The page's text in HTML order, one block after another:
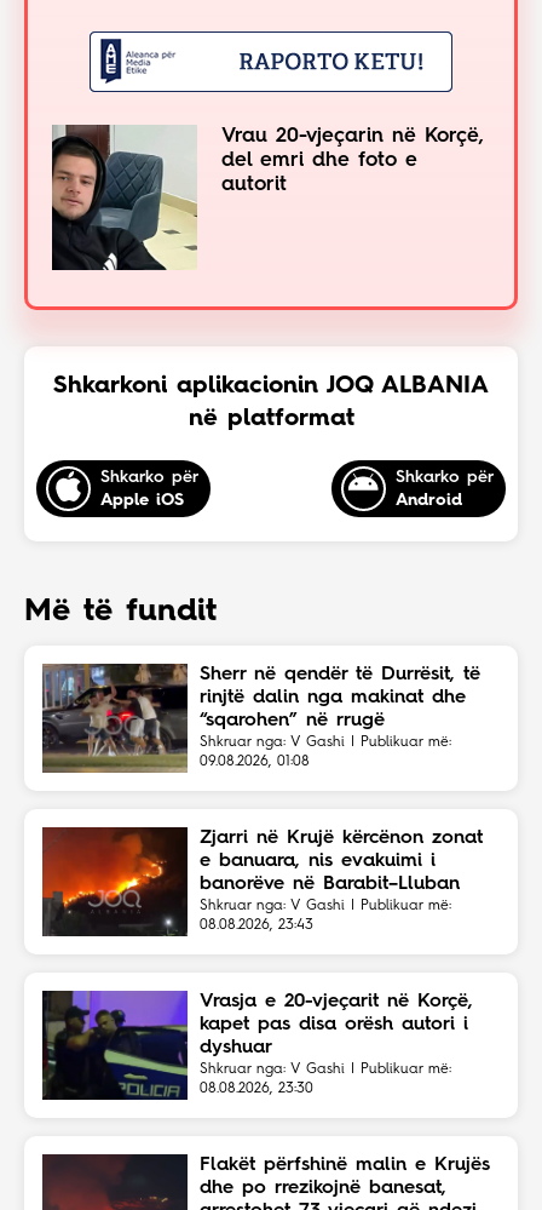
Vrau 20-vjeçarin në Korçë,
del emri dhe foto e
autorit
Shkarkoni aplikacionin JOQ ALBANIA
në platformat
Shkarko për
Apple iOS
Shkarko për
Android
Më të fundit
Sherr në qendër të Durrësit, të
rinjtë dalin nga makinat dhe
“sqarohen” në rrugë
Shkruar nga: V Gashi | Publikuar më:
09.08.2026, 01:08
Zjarri në Krujë kërcënon zonat
e banuara, nis evakuimi i
banorëve në Barabit–Lluban
Shkruar nga: V Gashi | Publikuar më:
08.08.2026, 23:43
Vrasja e 20-vjeçarit në Korçë,
kapet pas disa orësh autori i
dyshuar
Shkruar nga: V Gashi | Publikuar më:
08.08.2026, 23:30
Flakët përfshinë malin e Krujës
dhe po rrezikojnë banesat,